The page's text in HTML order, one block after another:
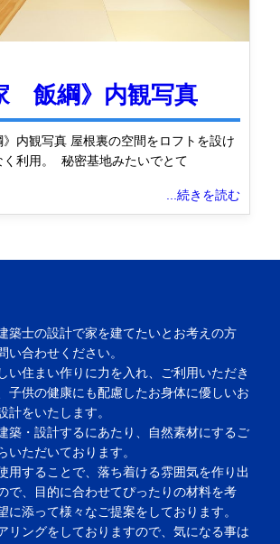
飯綱》内観写真
内観写真 屋根裏の空間をロフトを設け
く利用。 秘密基地みたいでとて
...続きを読む
築士の設計で家を建てたいとお考えの方
い合わせください。
い住まい作りに力を入れ、ご利用いただき
子供の健康にも配慮したお身体に優しいお
計をいたします。
築・設計するにあたり、自然素材にするご
いただいております。
用することで、落ち着ける雰囲気を作り出
で、目的に合わせてぴったりの材料を考
に添って様々なご提案をしております。
リングをしておりますので、気になる事は